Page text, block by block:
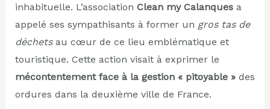
inhabituelle. L’association Clean my Calanquesa
appelé ses sympathisants à former un gros tas de
déchetsau cœur de ce lieu emblématique et
touristique. Cette action visait à exprimer le
mécontentement face à la gestion « pitoyable »des
ordures dans la deuxième ville de France.